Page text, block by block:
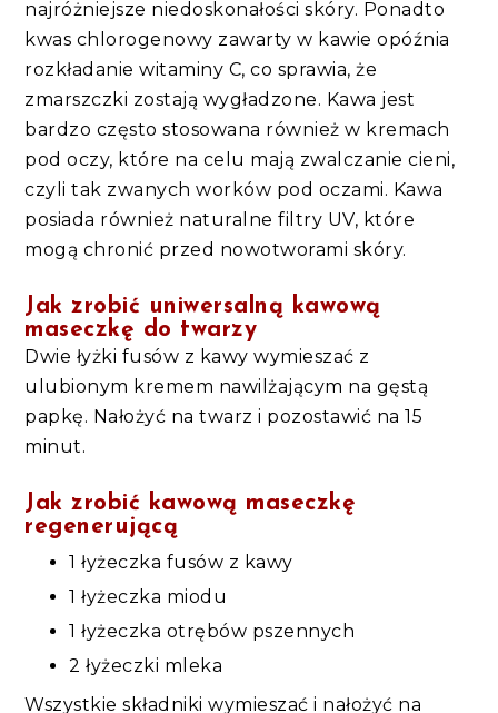
najróżniejsze niedoskonałości skóry. Ponadto
kwas chlorogenowy zawarty w kawie opóźnia
rozkładanie witaminy C, co sprawia, że
zmarszczki zostają wygładzone. Kawa jest
bardzo często stosowana również w kremach
pod oczy, które na celu mają zwalczanie cieni,
czyli tak zwanych worków pod oczami. Kawa
posiada również naturalne filtry UV, które
mogą chronić przed nowotworami skóry.
Jak zrobić uniwersalną kawową
maseczkę do twarzy
Dwie łyżki fusów z kawy wymieszać z
ulubionym kremem nawilżającym na gęstą
papkę. Nałożyć na twarz i pozostawić na 15
minut.
Jak zrobić kawową maseczkę
regenerującą
1 łyżeczka fusów z kawy
1 łyżeczka miodu
1 łyżeczka otrębów pszennych
2 łyżeczki mleka
Wszystkie składniki wymieszać i nałożyć na